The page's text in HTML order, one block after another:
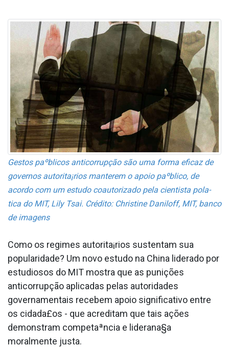
Gestos paºblicos anticorrupção são uma forma eficaz de
governos autorita¡rios manterem o apoio paºblico, de
acordo com um estudo coautorizado pela cientista pola­
tica do MIT, Lily Tsai. Crédito: Christine Daniloff, MIT, banco
de imagens
Como os regimes autorita¡rios sustentam sua
popularidade? Um novo estudo na China liderado por
estudiosos do MIT mostra que as punições
anticorrupção aplicadas pelas autoridades
governamentais recebem apoio significativo entre
os cidada£os - que acreditam que tais ações
demonstram competaªncia e liderana§a
moralmente justa.